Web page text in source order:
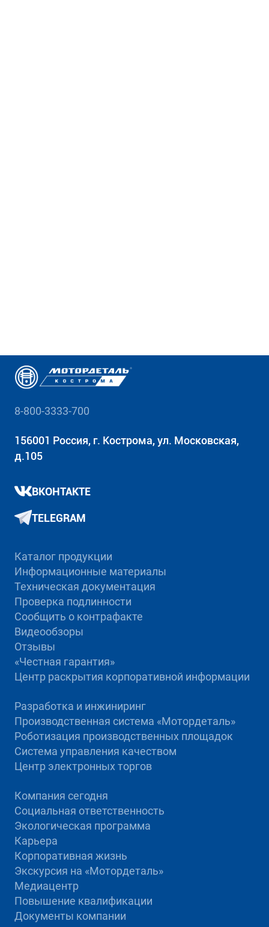
8-800-3333-700
156001 Россия, г. Кострома, ул. Московская,
д.105
ВКОНТАКТЕ
TELEGRAM
Каталог продукции
Информационные материалы
Техническая документация
Проверка подлинности
Сообщить о контрафакте
Видеообзоры
Отзывы
«Честная гарантия»
Центр раскрытия корпоративной информации
Разработка и инжиниринг
Производственная система «Mотордеталь»
Роботизация производственных площадок
Система управления качеством
Центр электронных торгов
Компания сегодня
Социальная ответственность
Экологическая программа
Карьера
Корпоративная жизнь
Экскурсия на «Мотордеталь»
Медиацентр
Повышение квалификации
Документы компании